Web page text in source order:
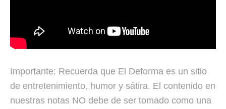
Importante: Recuerda que El Deforma es un sitio
de entretenimiento, humor y sátira. El contenido en
nuestras notas NO debe de ser tomado como una